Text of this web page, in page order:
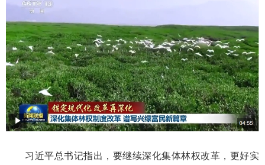
习近平总书记指出，要继续深化集体林权改革，更好实